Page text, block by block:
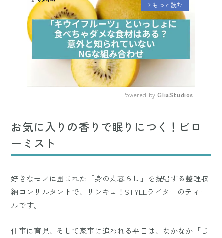
arrow_forward_ios もっと読む
Powered by GliaStudios
お気に入りの香りで眠りにつく！ピロ
ーミスト
好きなモノに囲まれた「身の丈暮らし」を提唱する整理収
納コンサルタントで、サンキュ！STYLEライターのティー
ルです。
仕事に育児、そして家事に追われる平日は、なかなか「じ